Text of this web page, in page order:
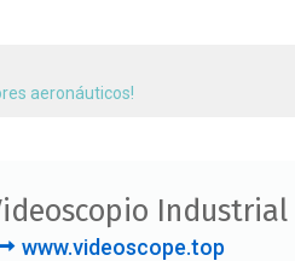
aeronáuticos!
Industrial
www.videoscope.top